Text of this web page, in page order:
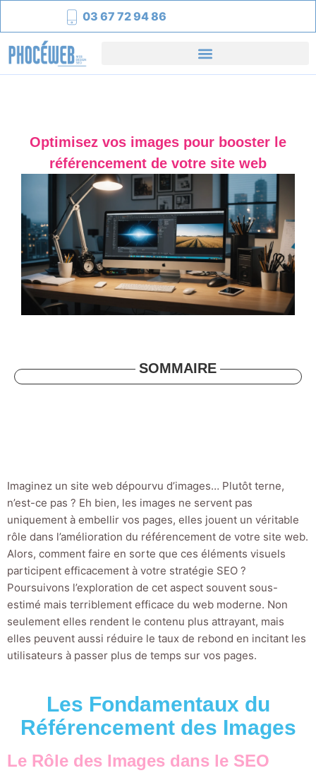
03 67 72 94 86
Optimisez vos images pour booster le
référencement de votre site web
SOMMAIRE
Imaginez un site web dépourvu d’images… Plutôt terne,
n’est-ce pas ? Eh bien, les images ne servent pas
uniquement à embellir vos pages, elles jouent un véritable
rôle dans l’amélioration du référencement de votre site web.
Alors, comment faire en sorte que ces éléments visuels
participent efficacement à votre stratégie SEO ?
Poursuivons l’exploration de cet aspect souvent sous-
estimé mais terriblement efficace du web moderne. Non
seulement elles rendent le contenu plus attrayant, mais
elles peuvent aussi réduire le taux de rebond en incitant les
utilisateurs à passer plus de temps sur vos pages.
Les Fondamentaux du
Référencement des Images
Le Rôle des Images dans le SEO